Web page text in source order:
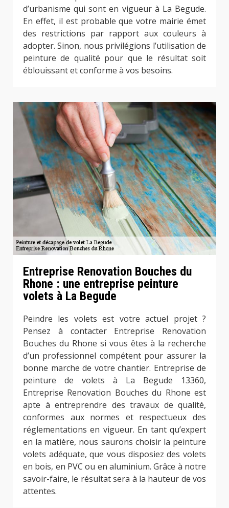
d’urbanisme qui sont en vigueur à La Begude.
En effet, il est probable que votre mairie émet
des restrictions par rapport aux couleurs à
adopter. Sinon, nous privilégions l’utilisation de
peinture de qualité pour que le résultat soit
éblouissant et conforme à vos besoins.
Entreprise Renovation Bouches du
Rhone : une entreprise peinture
volets à La Begude
Peindre les volets est votre actuel projet ?
Pensez à contacter Entreprise Renovation
Bouches du Rhone si vous êtes à la recherche
d’un professionnel compétent pour assurer la
bonne marche de votre chantier. Entreprise de
peinture de volets à La Begude 13360,
Entreprise Renovation Bouches du Rhone est
apte à entreprendre des travaux de qualité,
conformes aux normes et respectueux des
réglementations en vigueur. En tant qu’expert
en la matière, nous saurons choisir la peinture
volets adéquate, que vous disposiez des volets
en bois, en PVC ou en aluminium. Grâce à notre
savoir-faire, le résultat sera à la hauteur de vos
attentes.